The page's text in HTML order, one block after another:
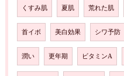
くすみ肌 夏肌 荒れた肌
首イボ 美白効果 シワ予防
潤い 更年期 ビタミンA